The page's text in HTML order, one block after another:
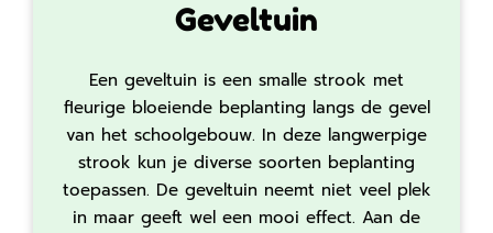
Geveltuin
Een geveltuin is een smalle strook met
fleurige bloeiende beplanting langs de gevel
van het schoolgebouw. In deze langwerpige
strook kun je diverse soorten beplanting
toepassen. De geveltuin neemt niet veel plek
in maar geeft wel een mooi effect. Aan de